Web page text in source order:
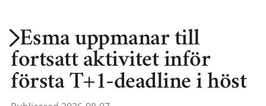
Esma uppmanar till
fortsatt aktivitet inför
första T+1-deadline i höst